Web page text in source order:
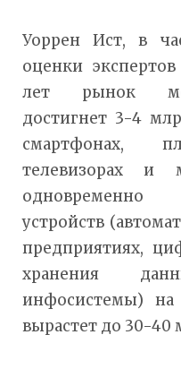
Уоррен Ист, в
оценки
лет рынок
достигнет 3-4
смартфонах,
телевизорах и
устройств
предприятиях,
хранения
инфосистемы)
вырастет до 30-40